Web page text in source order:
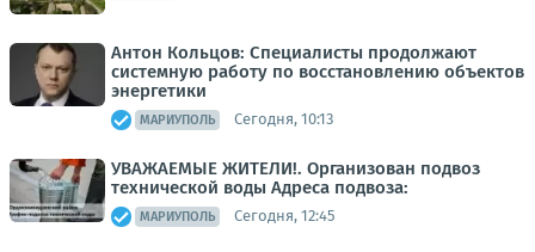
Антон Кольцов: Специалисты продолжают
системную работу по восстановлению объектов
энергетики
МАРИУПОЛЬ Сегодня, 10:13
УВАЖАЕМЫЕ ЖИТЕЛИ!. Организован подвоз
технической воды Адреса подвоза:
МАРИУПОЛЬ Сегодня, 12:45